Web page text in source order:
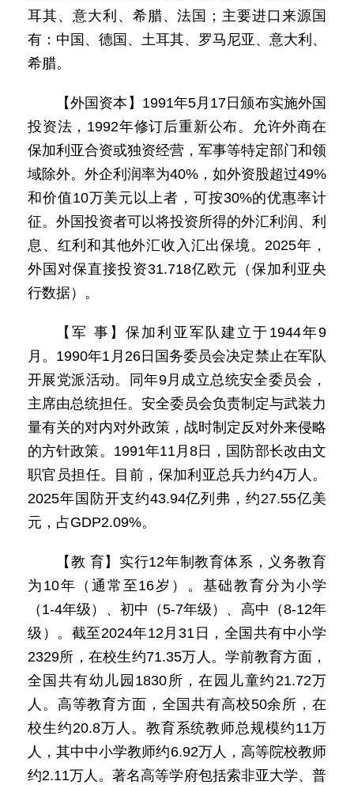
耳其、意大利、希腊、法国；主要进口来源国
有：中国、德国、土耳其、罗马尼亚、意大利、
希腊。
【外国资本】1991年5月17日颁布实施外国
投资法，1992年修订后重新公布。允许外商在
保加利亚合资或独资经营，军事等特定部门和领
域除外。外企利润率为40%，如外资股超过49%
和价值10万美元以上者，可按30%的优惠率计
征。外国投资者可以将投资所得的外汇利润、利
息、红利和其他外汇收入汇出保境。2025年，
外国对保直接投资31.718亿欧元（保加利亚央
行数据）。
【军 事】保加利亚军队建立于1944年9
月。1990年1月26日国务委员会决定禁止在军队
开展党派活动。同年9月成立总统安全委员会，
主席由总统担任。安全委员会负责制定与武装力
量有关的对内对外政策，战时制定反对外来侵略
的方针政策。1991年11月8日，国防部长改由文
职官员担任。目前，保加利亚总兵力约4万人。
2025年国防开支约43.94亿列弗，约27.55亿美
元，占GDP2.09%。
【教 育】实行12年制教育体系，义务教育
为10年（通常至16岁）。基础教育分为小学
（1-4年级）、初中（5-7年级）、高中（8-12年
级）。截至2024年12月31日，全国共有中小学
2329所，在校生约71.35万人。学前教育方面，
全国共有幼儿园1830所，在园儿童约21.72万
人。高等教育方面，全国共有高校50余所，在
校生约20.8万人。教育系统教师总规模约11万
人，其中中小学教师约6.92万人，高等院校教师
约2.11万人。著名高等学府包括索非亚大学、普